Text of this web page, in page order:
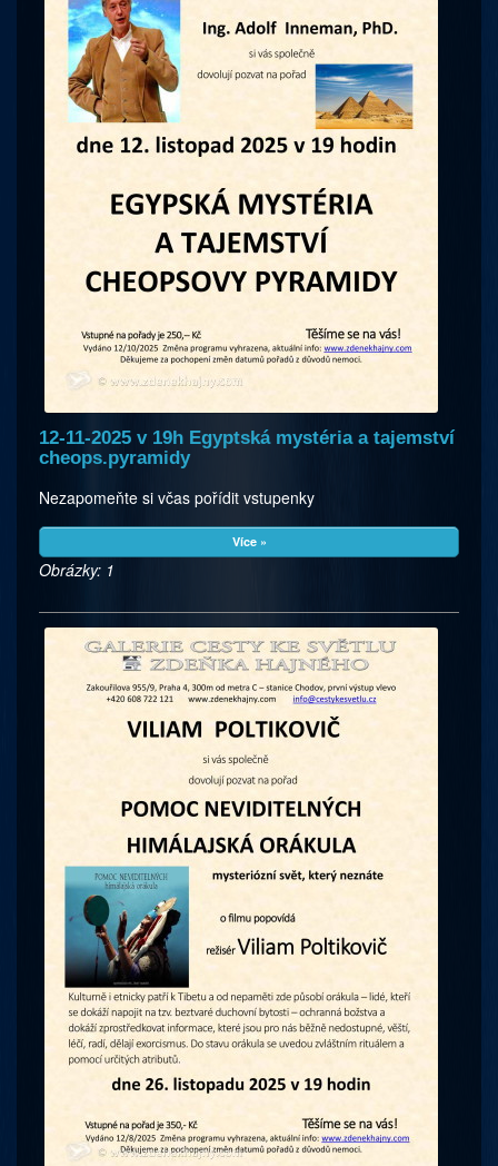
12-11-2025 v 19h Egyptská mystéria a tajemství
cheops.pyramidy
Nezapomeňte si včas pořídit vstupenky
Více »
Obrázky: 1